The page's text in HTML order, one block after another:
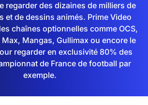
regarder des dizaines de milliers de
et de dessins animés. Prime Video
chaînes optionnelles comme OCS,
Max, Mangas, Gullimax ou encore le
regarder en exclusivité 80% des
de France de football par
exemple.